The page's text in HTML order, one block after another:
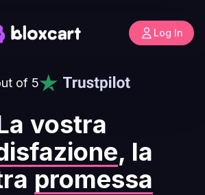
Log In
of 5
vostra
, la
promessa